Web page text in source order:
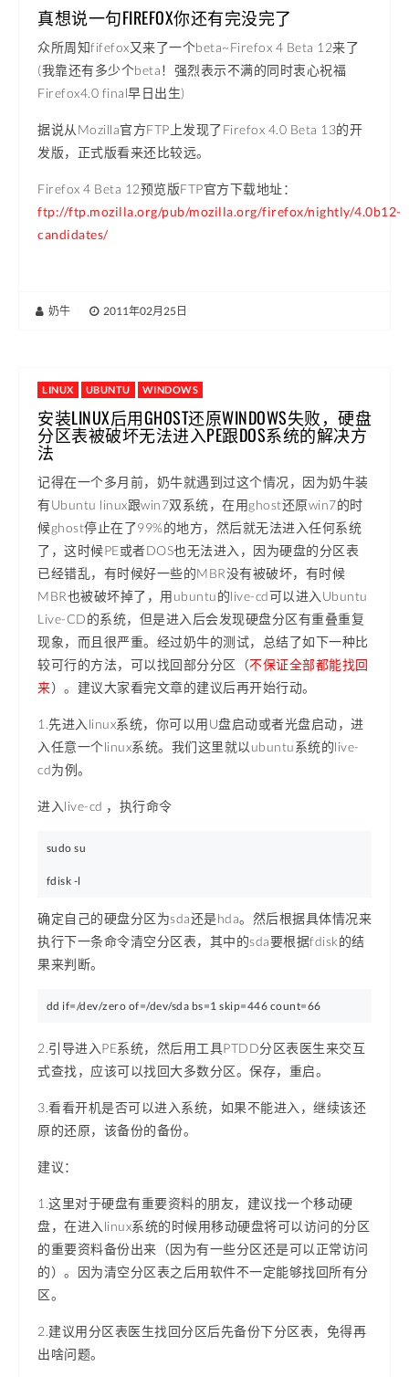
真想说一句FIREFOX你还有完没完了
众所周知fifefox又来了一个beta~Firefox 4 Beta 12来了
(我靠还有多少个beta！强烈表示不满的同时衷心祝福
Firefox4.0 final早日出生)
据说从Mozilla官方FTP上发现了Firefox 4.0 Beta 13的开
发版，正式版看来还比较远。
Firefox 4 Beta 12预览版FTP官方下载地址：
ftp://ftp.mozilla.org/pub/mozilla.org/firefox/nightly/4.0b12-
candidates/
奶牛 2011年02月25日
LINUX UBUNTU WINDOWS
安装LINUX后用GHOST还原WINDOWS失败，硬盘
分区表被破坏无法进入PE跟DOS系统的解决方
法
记得在一个多月前，奶牛就遇到过这个情况，因为奶牛装
有Ubuntu linux跟win7双系统，在用ghost还原win7的时
候ghost停止在了99%的地方，然后就无法进入任何系统
了，这时候PE或者DOS也无法进入，因为硬盘的分区表
已经错乱，有时候好一些的MBR没有被破坏，有时候
MBR也被破坏掉了，用ubuntu的live-cd可以进入Ubuntu
Live-CD的系统，但是进入后会发现硬盘分区有重叠重复
现象，而且很严重。经过奶牛的测试，总结了如下一种比
较可行的方法，可以找回部分分区（不保证全部都能找回
来）。建议大家看完文章的建议后再开始行动。
1.先进入linux系统，你可以用U盘启动或者光盘启动，进
入任意一个linux系统。我们这里就以ubuntu系统的live-
cd为例。
进入live-cd ，执行命令
sudo su
fdisk -l
确定自己的硬盘分区为sda还是hda。然后根据具体情况来
执行下一条命令清空分区表，其中的sda要根据fdisk的结
果来判断。
dd if=/dev/zero of=/dev/sda bs=1 skip=446 count=66
2.引导进入PE系统，然后用工具PTDD分区表医生来交互
式查找，应该可以找回大多数分区。保存，重启。
3.看看开机是否可以进入系统，如果不能进入，继续该还
原的还原，该备份的备份。
建议：
1.这里对于硬盘有重要资料的朋友，建议找一个移动硬
盘，在进入linux系统的时候用移动硬盘将可以访问的分区
的重要资料备份出来（因为有一些分区还是可以正常访问
的）。因为清空分区表之后用软件不一定能够找回所有分
区。
2.建议用分区表医生找回分区后先备份下分区表，免得再
出啥问题。